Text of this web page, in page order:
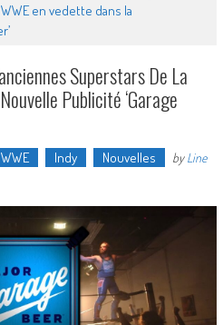
en vedette dans la
Superstars De La
Publicité ‘Garage
Indy Nouvelles byLine